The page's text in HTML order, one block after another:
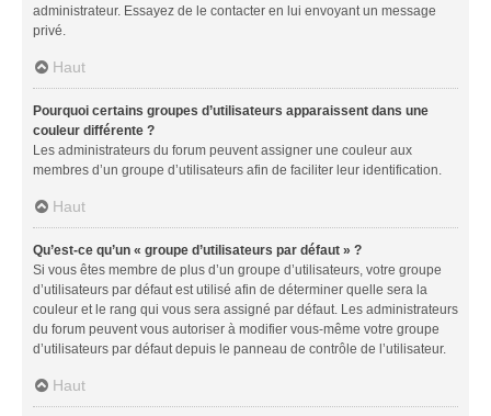
administrateur. Essayez de le contacter en lui envoyant un message
privé.
Haut
Pourquoi certains groupes d’utilisateurs apparaissent dans une
couleur différente ?
Les administrateurs du forum peuvent assigner une couleur aux
membres d’un groupe d’utilisateurs afin de faciliter leur identification.
Haut
Qu’est-ce qu’un « groupe d’utilisateurs par défaut » ?
Si vous êtes membre de plus d’un groupe d’utilisateurs, votre groupe
d’utilisateurs par défaut est utilisé afin de déterminer quelle sera la
couleur et le rang qui vous sera assigné par défaut. Les administrateurs
du forum peuvent vous autoriser à modifier vous-même votre groupe
d’utilisateurs par défaut depuis le panneau de contrôle de l’utilisateur.
Haut